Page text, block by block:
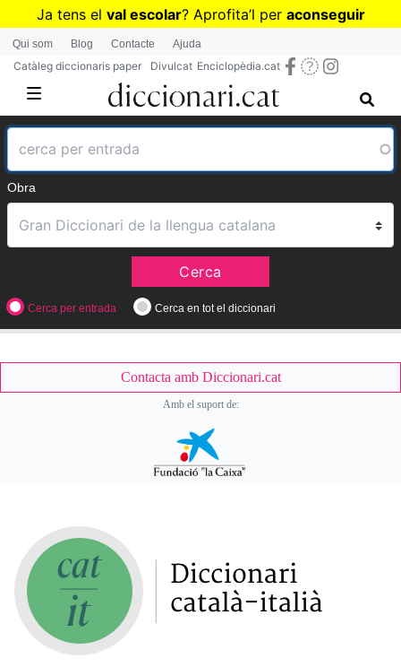
Skip
Ja tens el val escolar? Aprofita’l per aconseguir
diccionaris per a Primària o Secundària
Qui som Blog Contacte Ajuda
Catàleg diccionaris paper Divulcat Enciclopèdia.cat
Obra
Cerca
Cerca per entrada Cerca en tot el diccionari
Contacta amb Diccionari.cat
Amb el suport de: